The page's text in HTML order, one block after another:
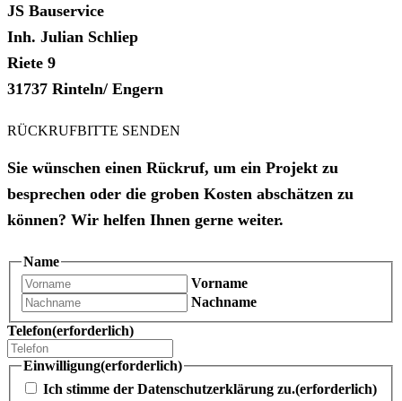
JS Bauservice
Inh. Julian Schliep
Riete 9
31737 Rinteln/ Engern
RÜCKRUFBITTE SENDEN
Sie wünschen einen Rückruf, um ein Projekt zu
besprechen oder die groben Kosten abschätzen zu
können? Wir helfen Ihnen gerne weiter.
Name
Vorname
Nachname
Telefon(erforderlich)
Einwilligung(erforderlich)
Ich stimme der Datenschutzerklärung zu.(erforderlich)